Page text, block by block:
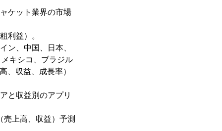
ケット業界の市場
利益）。
ン、中国、日本、
キシコ、ブラジル
、収益、成長率）
と収益別のアプリ
上高、収益）予測